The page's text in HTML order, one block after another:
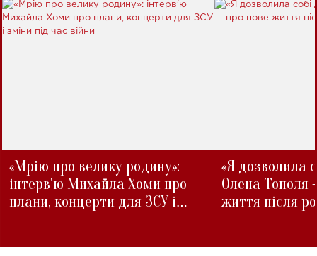
«Мрію про велику родину»:
інтерв'ю Михайла Хоми про
плани, концерти для ЗСУ і
«Я дозволила
Олена Тополя
життя після